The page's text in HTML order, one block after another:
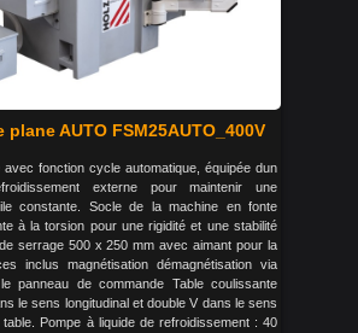
plane AUTO FSM25AUTO_400V
avec fonction cycle automatique, équipée dun
externe pour maintenir une
constante. Socle de la machine en fonte
à la torsion pour une rigidité et une stabilité
serrage 500 x 250 mm avec aimant pour la
inclus magnétisation démagnétisation via
panneau de commande Table coulissante
le sens longitudinal et double V dans le sens
Pompe à liquide de refroidissement : 40